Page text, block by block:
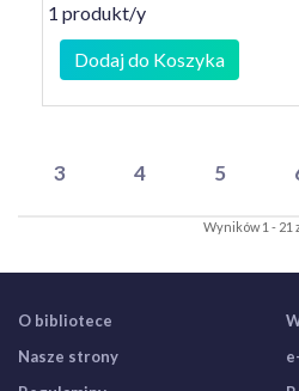
1 produkt/y
Dodaj do Koszyka
3 4 5
Wyników 1 - 21
O bibliotece
Nasze strony